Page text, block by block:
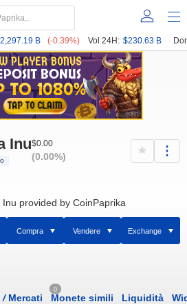
B (-0.39%) Vol 24H: $230.63 B
Inu$0.00
(0.00%)
provided by CoinPaprika
Compra Vendere Exchange
/Mercati
0
Monete simili Liquidità